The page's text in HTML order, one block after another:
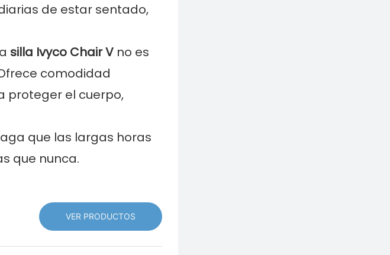
de estar sentado,
silla Ivyco Chair Vno es
comodidad
proteger el cuerpo,
que las largas horas
que nunca.
VER PRODUCTOS